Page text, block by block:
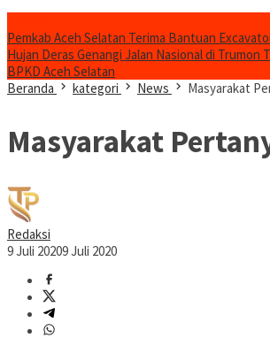
Pemkab Aceh Selatan Terima Bantuan
Hujan Deras Genangi Jalan Nasional di Trumon
BPKD Aceh Selatan
Beranda
kategori News Masyarakat
Masyarakat
Redaksi
9 Juli 20209 Juli 2020